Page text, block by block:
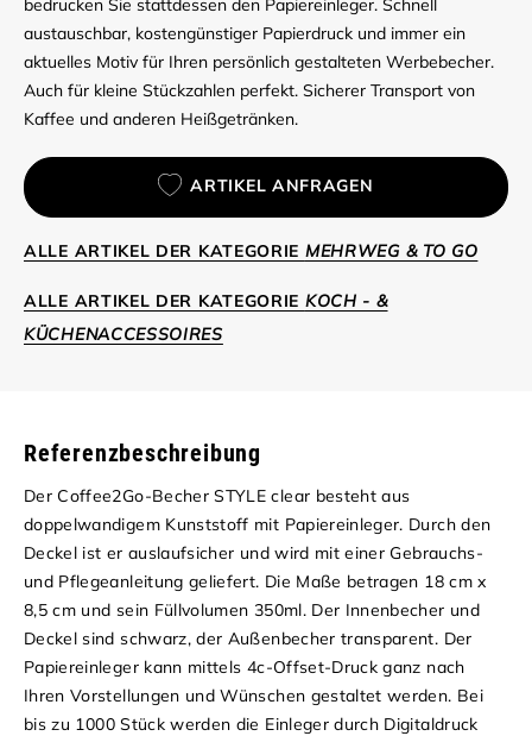
bedrucken Sie stattdessen den Papiereinleger. Schnell
austauschbar, kostengünstiger Papierdruck und immer ein
aktuelles Motiv für Ihren persönlich gestalteten Werbebecher.
Auch für kleine Stückzahlen perfekt. Sicherer Transport von
Kaffee und anderen Heißgetränken.
ARTIKEL ANFRAGEN
ALLE ARTIKEL DER KATEGORIE MEHRWEG & TO GO
ALLE ARTIKEL DER KATEGORIE KOCH - &
KÜCHENACCESSOIRES
Referenzbeschreibung
Der Coffee2Go-Becher STYLE clear besteht aus
doppelwandigem Kunststoff mit Papiereinleger. Durch den
Deckel ist er auslaufsicher und wird mit einer Gebrauchs-
und Pflegeanleitung geliefert. Die Maße betragen 18 cm x
8,5 cm und sein Füllvolumen 350ml. Der Innenbecher und
Deckel sind schwarz, der Außenbecher transparent. Der
Papiereinleger kann mittels 4c-Offset-Druck ganz nach
Ihren Vorstellungen und Wünschen gestaltet werden. Bei
bis zu 1000 Stück werden die Einleger durch Digitaldruck